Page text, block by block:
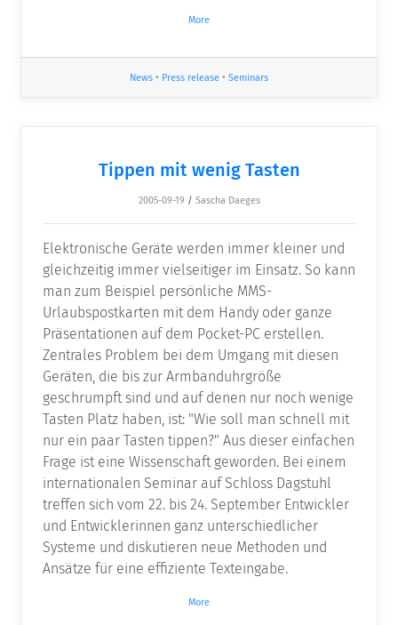
More
News • Press release • Seminars
Tippen mit wenig Tasten
2005-09-19 / Sascha Daeges
Elektronische Geräte werden immer kleiner und
gleichzeitig immer vielseitiger im Einsatz. So kann
man zum Beispiel persönliche MMS-
Urlaubspostkarten mit dem Handy oder ganze
Präsentationen auf dem Pocket-PC erstellen.
Zentrales Problem bei dem Umgang mit diesen
Geräten, die bis zur Armbanduhrgröße
geschrumpft sind und auf denen nur noch wenige
Tasten Platz haben, ist: "Wie soll man schnell mit
nur ein paar Tasten tippen?" Aus dieser einfachen
Frage ist eine Wissenschaft geworden. Bei einem
internationalen Seminar auf Schloss Dagstuhl
treffen sich vom 22. bis 24. September Entwickler
und Entwicklerinnen ganz unterschiedlicher
Systeme und diskutieren neue Methoden und
Ansätze für eine effiziente Texteingabe.
More